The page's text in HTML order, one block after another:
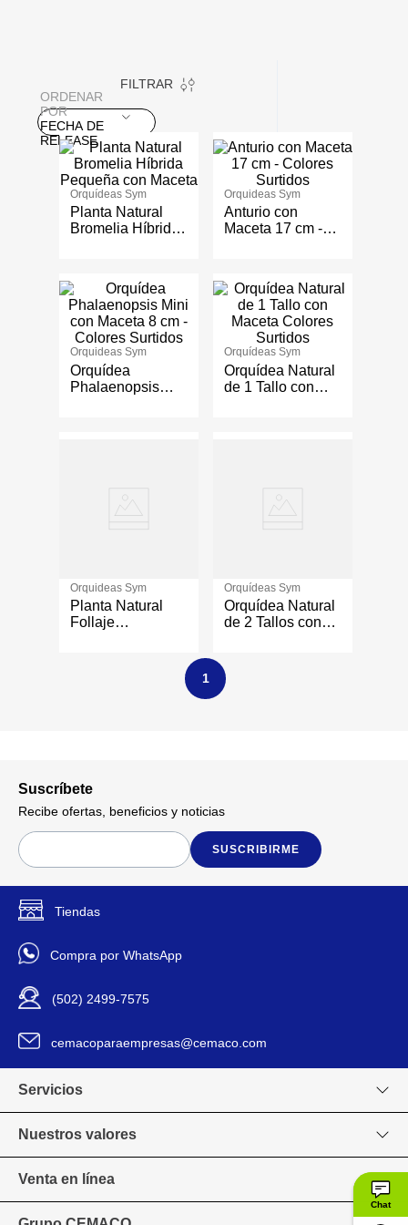
FILTRAR
ORDENAR
POR
FECHA DE
RELEASE
Orquídeas Sym
Planta Natural
Bromelia Híbrida
Orquideas Sym
Anturio con
Maceta 17 cm -
Orquideas Sym
Orquídea
Phalaenopsis
Orquídeas Sym
Orquídea Natural
de 1 Tallo con
Orquideas Sym
Planta Natural
Follaje
Orquídeas Sym
Orquídea Natural
de 2 Tallos con
1
Suscríbete
Recibe ofertas, beneficios y noticias
SUSCRIBIRME
Tiendas
Compra por WhatsApp
(502) 2499-7575
cemacoparaempresas@cemaco.com
Servicios
Nuestros valores
Venta en línea
Chat